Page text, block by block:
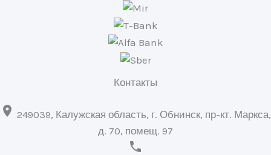
Контакты
 249039, Калужская область, г. Обнинск, пр-кт. Маркса,
д. 70, помещ. 97
